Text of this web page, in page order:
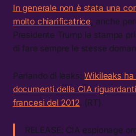
In generale non è stata una
molto chiarificatrice, anche
Presidente Trump la stampa
di fare sempre le stesse
Parlando di leaks:Wikileaks
documenti della CIA
francesi del 2012. (RT)
RELEASE: CIA espionage